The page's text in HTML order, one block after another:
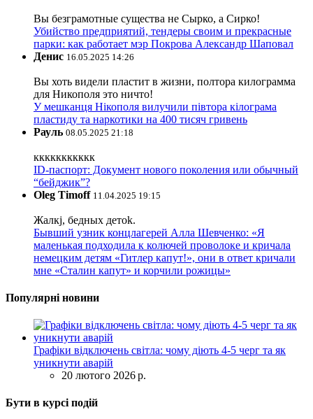
Вы безграмотные существа не Сырко, а Сирко!
Убийство предприятий, тендеры своим и прекрасные
парки: как работает мэр Покрова Александр Шаповал
Денис 16.05.2025 14:26
Вы хоть видели пластит в жизни, полтора килограмма
для Никополя это ничто!
У мешканця Нікополя вилучили півтора кілограма
пластиду та наркотики на 400 тисяч гривень
Рауль 08.05.2025 21:18
ккккккккккк
ID-паспорт: Документ нового поколения или обычный
“бейджик”?
Oleg Timoff 11.04.2025 19:15
Жалкj, бедных детok.
Бывший узник концлагерей Алла Шевченко: «Я
маленькая подходила к колючей проволоке и кричала
немецким детям «Гитлер капут!», они в ответ кричали
мне «Сталин капут» и корчили рожицы»
Популярні новини
Графіки відключень світла: чому діють 4-5 черг та як
уникнути аварій
20 лютого 2026 р.
Бути в курсі подій